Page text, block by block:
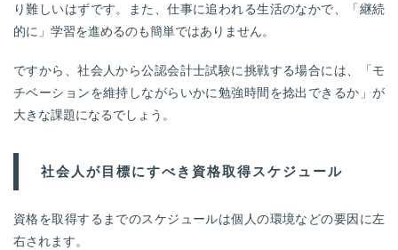
り難しいはずです。また、仕事に追われる生活のなかで、「継続
的に」学習を進めるのも簡単ではありません。
ですから、社会人から公認会計士試験に挑戦する場合には、「モ
チベーションを維持しながらいかに勉強時間を捻出できるか」が
大きな課題になるでしょう。
社会人が目標にすべき資格取得スケジュール
資格を取得するまでのスケジュールは個人の環境などの要因に左
右されます。